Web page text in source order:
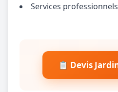
Services professionnels
📋 Devis